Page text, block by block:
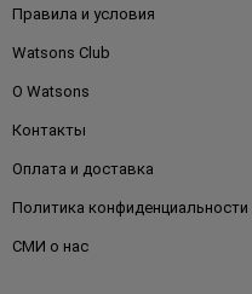
Правила и условия
Watsons Club
О Watsons
Контакты
Оплата и доставка
Политика конфиденциальности
СМИ о нас